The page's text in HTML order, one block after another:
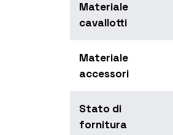
Materiale
cavallotti
Materiale
accessori
Stato di
fornitura